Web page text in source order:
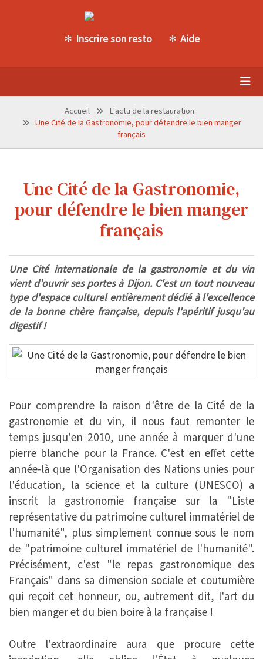
Inscrire son resto Aide
Accueil
L'actu de la restauration
Une Cité de la Gastronomie, pour défendre le bien manger
français
Une Cité de la Gastronomie,
pour défendre le bien manger
français
Une Cité internationale de la gastronomie et du vin
vient d'ouvrir ses portes à Dijon. C'est un tout nouveau
type d'espace culturel entièrement dédié à l'excellence
de la bonne chère française, depuis l'apéritif jusqu'au
digestif !
Pour comprendre la raison d'être de la Cité de la
gastronomie et du vin, il nous faut remonter le
temps jusqu'en 2010, une année à marquer d'une
pierre blanche pour la France. C'est en effet cette
année-là que l'Organisation des Nations unies pour
l'éducation, la science et la culture (UNESCO) a
inscrit la gastronomie française sur la "Liste
représentative du patrimoine culturel immatériel de
l'humanité", plus simplement connue sous le nom
de "patrimoine culturel immatériel de l'humanité".
Précisément, c'est "le repas gastronomique des
Français" dans sa dimension sociale et coutumière
qui reçoit cet honneur, ou, autrement dit, l'art du
bien manger et du bien boire à la française !
Outre l'extraordinaire aura que procure cette